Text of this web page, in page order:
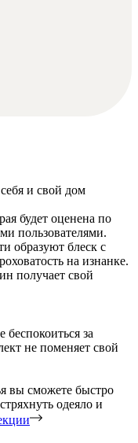
и свой дом
будет оценена по
пользователями.
образуют блеск с
на изнанке.
получает свой
за
не поменяет свой
вы сможете быстро
одеяло и